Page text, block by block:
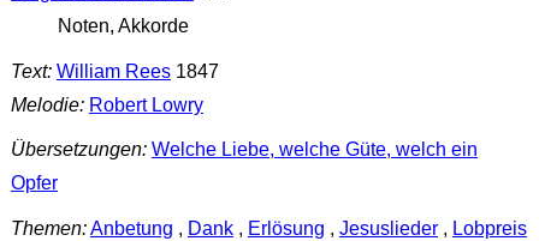
Noten, Akkorde
Text: William Rees1847
Melodie: Robert Lowry
Übersetzungen: Welche Liebe, welche Güte, welch ein
Opfer
Themen:Anbetung , Dank, Erlösung , Jesuslieder, Lobpreis